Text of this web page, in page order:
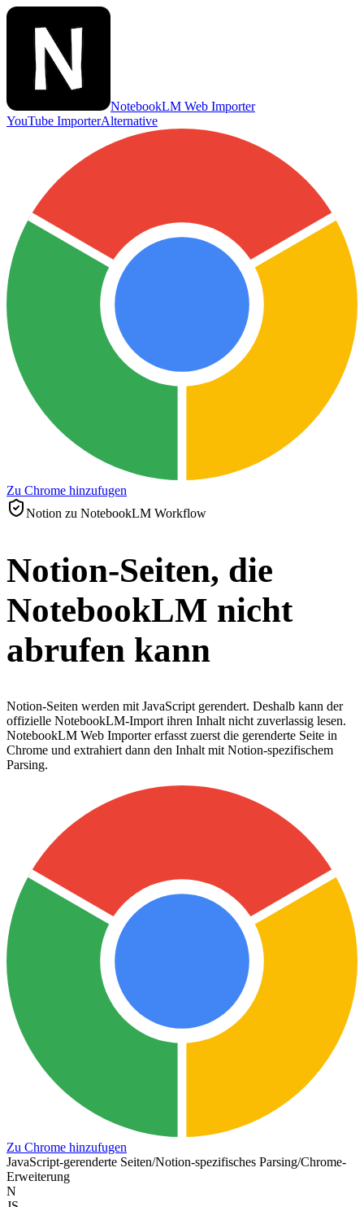
NotebookLM Web Importer
YouTube ImporterAlternative
Zu Chrome hinzufugen
Notion zu NotebookLM Workflow
Notion-Seiten, die
NotebookLM nicht
abrufen kann
Notion-Seiten werden mit JavaScript gerendert. Deshalb kann der
offizielle NotebookLM-Import ihren Inhalt nicht zuverlassig lesen.
NotebookLM Web Importer erfasst zuerst die gerenderte Seite in
Chrome und extrahiert dann den Inhalt mit Notion-spezifischem
Parsing.
Zu Chrome hinzufugen
JavaScript-gerenderte Seiten/Notion-spezifisches Parsing/Chrome-
Erweiterung
N